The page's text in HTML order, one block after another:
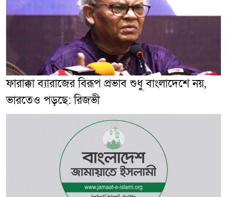
ফারাক্কা ব্যারাজের বিরূপ প্রভাব শুধু বাংলাদেশে নয়,
ভারতেও পড়ছে: রিজভী